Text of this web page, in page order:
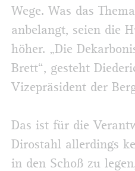
Wege. Was das
anbelangt, seien die
höher. „Die
Brett“, gesteht
Vizepräsident der
Das ist für die
Dirostahl allerdings
in den Schoß zu